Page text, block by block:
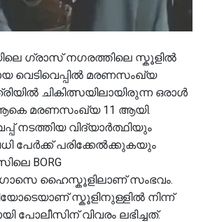
ഗ്രാസ് നഗരത്തിലെ സ്കൂളിൽ
വെടിവെപ്പിൽ മരണസംഖ്യ
ചികിത്സയിലായിരുന്ന ഒരാൾ
ആകെ മരണസംഖ്യ 11 ആയി.
നടത്തിയ വിദ്യാർത്ഥിയും
പേർക്ക് പരിക്കേൽക്കുകയും
BORG
ഹൈസ്കൂളിലാണ് സംഭവം.
സ്കൂളിനുള്ളിൽ നിന്ന്
പോലീസിന് വിവരം ലഭിച്ചത്.